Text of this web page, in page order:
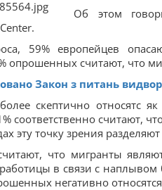
Об этом
59% европейцев
опрошенных считают, что
Закон з питань
скептично относятс
соответственно считают,
эту точку зрения
что мигранты
в связи с
негативно